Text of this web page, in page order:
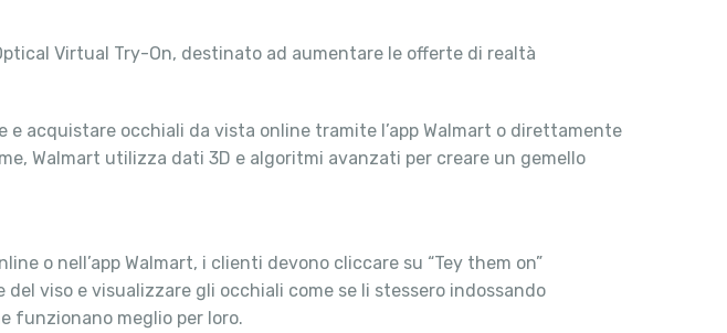
Virtual Try-On, destinato ad aumentare le offerte di realtà
acquistare occhiali da vista online tramite l’app Walmart o direttamente
Walmart utilizza dati 3D e algoritmi avanzati per creare un gemello
o nell’app Walmart, i clienti devono cliccare su “Tey them on”
viso e visualizzare gli occhiali come se li stessero indossando
funzionano meglio per loro.